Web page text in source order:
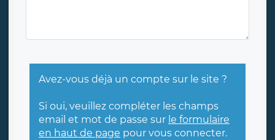
Avez-vous déjà un compte sur le site ?
Si oui, veuillez compléter les champs
email et mot de passe sur le formulaire
en haut de page pour vous connecter.